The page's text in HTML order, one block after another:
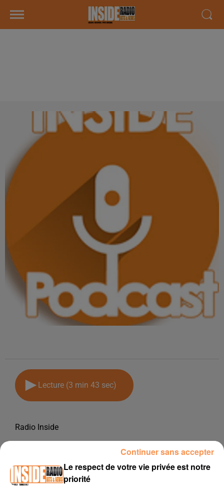
Lecture (3 min 43 sec)
Radio Inside
12 février 2025 - 3 min 43 sec
INTERVIEW DE DJILA "KANATI PHOTOGRAPHE" À SEDZÈRE, SUR
RADIO INSIDE
Le respect de votre vie privée est notre
priorité
Continuer sans accepter